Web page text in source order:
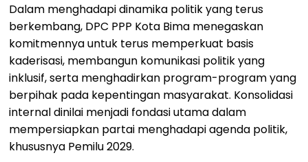
Dalam menghadapi dinamika politik yang terus
berkembang, DPC PPP Kota Bima menegaskan
komitmennya untuk terus memperkuat basis
kaderisasi, membangun komunikasi politik yang
inklusif, serta menghadirkan program-program yang
berpihak pada kepentingan masyarakat. Konsolidasi
internal dinilai menjadi fondasi utama dalam
mempersiapkan partai menghadapi agenda politik,
khususnya Pemilu 2029.